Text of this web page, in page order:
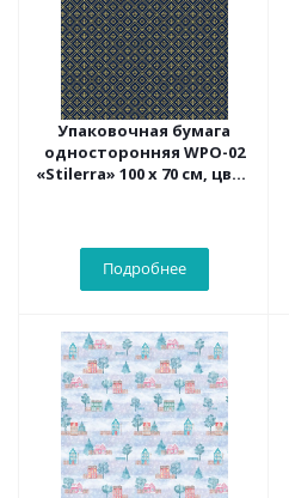
Упаковочная бумага
односторонняя WPO-02
«Stilerra» 100 x 70 см, цвет
Подробнее